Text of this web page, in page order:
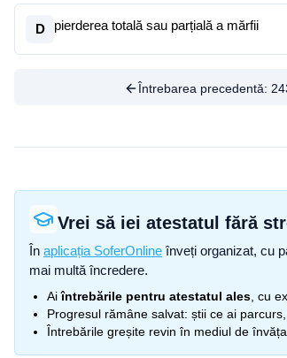
D pierderea totală sau parțială a mărfii
Întrebarea precedentă:
Vrei să iei atestatul fără
În aplicația SoferOnline înveți organizat, cu
mai multă încredere.
Aiîntrebările pentru atestatul ales , cu
Progresul rămâne salvat: știi ce ai
Întrebările greșite revin în mediul de